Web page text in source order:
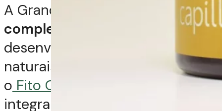
A Grandha oferece uma
linha
completa de produtos
desenvolvidos com ingredientes
naturais e tecnologia avançada,
o Fito Capillus
é perfeito para
integrar os seus protocolos de